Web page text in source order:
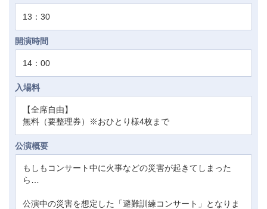
13：30
開演時間
14：00
入場料
【全席自由】
無料（要整理券）※おひとり様4枚まで
公演概要
もしもコンサート中に火事などの災害が起きてしまった
ら…
公演中の災害を想定した「避難訓練コンサート」となりま